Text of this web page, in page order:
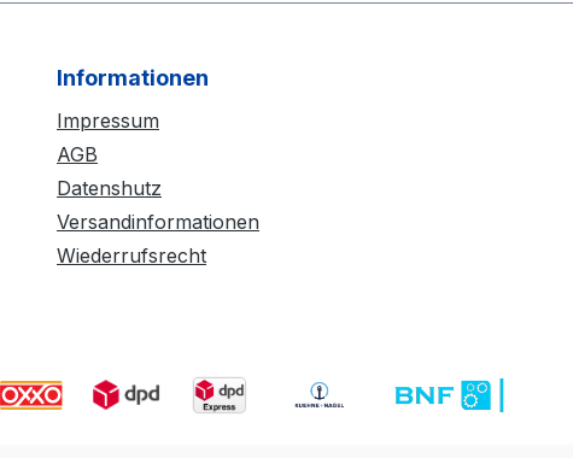
Informationen
Impressum
AGB
Datenshutz
Versandinformationen
Wiederrufsrecht